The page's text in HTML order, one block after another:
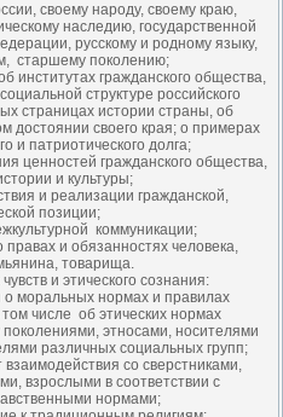
своему народу, своему краю,
наследию, государственной
русскому и родному языку,
старшему поколению;
гражданского общества,
структуре российского
страницах истории страны, об
достоянии своего края; о примерах
и патриотического долга;
ценностей гражданского общества,
и культуры;
и реализации гражданской,
позиции;
коммуникации;
и обязанностях человека,
товарища.
и этического сознания:
моральных нормах и правилах
числе об этических нормах
этносами, носителями
различных социальных групп;
со сверстниками,
взрослыми в соответствии с
нормами;